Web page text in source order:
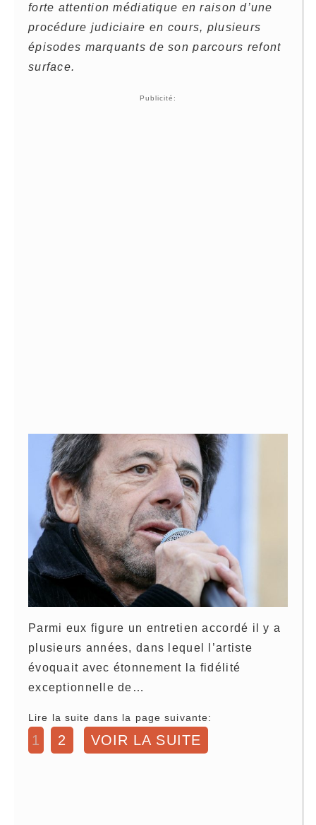
forte attention médiatique en raison d’une
procédure judiciaire en cours, plusieurs
épisodes marquants de son parcours refont
surface.
Publicité:
Parmi eux figure un entretien accordé il y a
plusieurs années, dans lequel l’artiste
évoquait avec étonnement la fidélité
exceptionnelle de…
Lire la suite dans la page suivante:
1 2 VOIR LA SUITE